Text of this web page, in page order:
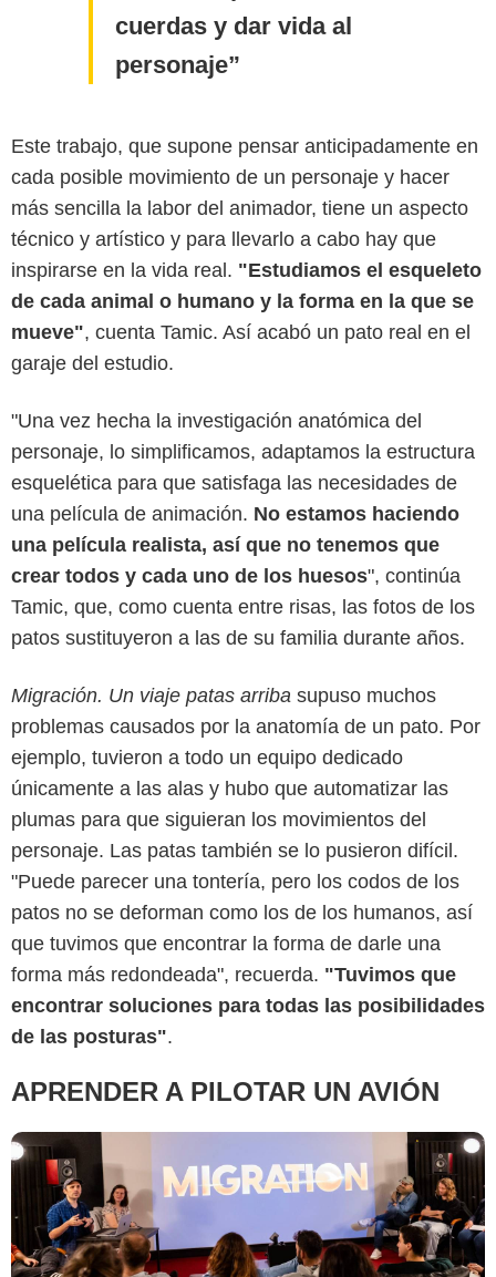
cuerdas y dar vida al
personaje
Este trabajo, que supone pensar anticipadamente en
cada posible movimiento de un personaje y hacer
más sencilla la labor del animador, tiene un aspecto
técnico y artístico y para llevarlo a cabo hay que
inspirarse en la vida real. "Estudiamos el esqueleto
de cada animal o humano y la forma en la que se
mueve", cuenta Tamic. Así acabó un pato real en el
garaje del estudio.
"Una vez hecha la investigación anatómica del
personaje, lo simplificamos, adaptamos la estructura
esquelética para que satisfaga las necesidades de
una película de animación. No estamos haciendo
una película realista, así que no tenemos que
crear todos y cada uno de los huesos", continúa
Tamic, que, como cuenta entre risas, las fotos de los
patos sustituyeron a las de su familia durante años.
Migración. Un viaje patas arriba supuso muchos
problemas causados por la anatomía de un pato. Por
ejemplo, tuvieron a todo un equipo dedicado
únicamente a las alas y hubo que automatizar las
plumas para que siguieran los movimientos del
personaje. Las patas también se lo pusieron difícil.
"Puede parecer una tontería, pero los codos de los
patos no se deforman como los de los humanos, así
que tuvimos que encontrar la forma de darle una
forma más redondeada", recuerda. "Tuvimos que
encontrar soluciones para todas las posibilidades
de las posturas".
APRENDER A PILOTAR UN AVIÓN
Illumination Studios